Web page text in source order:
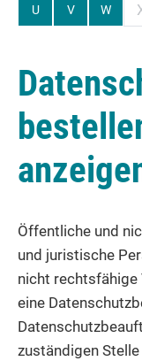
U V W
Öffentliche und
und juristische
nicht rechtsfähige
eine
zuständigen